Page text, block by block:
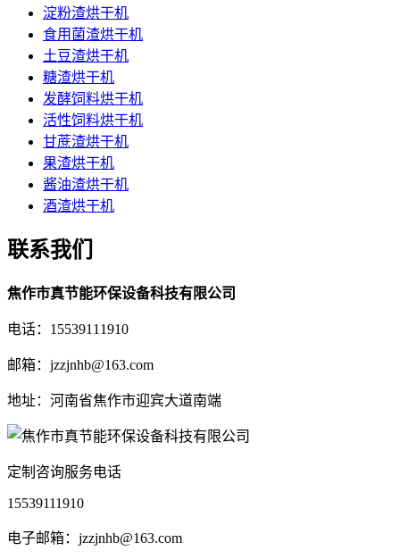
淀粉渣烘干机
食用菌渣烘干机
土豆渣烘干机
糖渣烘干机
发酵饲料烘干机
活性饲料烘干机
甘蔗渣烘干机
果渣烘干机
酱油渣烘干机
酒渣烘干机
联系我们
焦作市真节能环保设备科技有限公司
电话：15539111910
邮箱：jzzjnhb@163.com
地址：河南省焦作市迎宾大道南端
定制咨询服务电话
15539111910
电子邮箱：jzzjnhb@163.com